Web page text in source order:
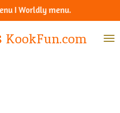
KookFun.com
I Worldly menu.